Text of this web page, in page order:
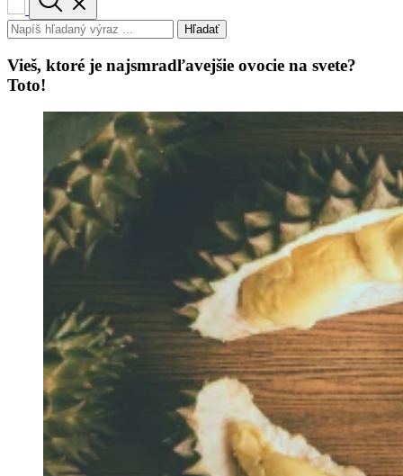
Hľadať
Vieš, ktoré je najsmradľavejšie ovocie na svete?
Toto!